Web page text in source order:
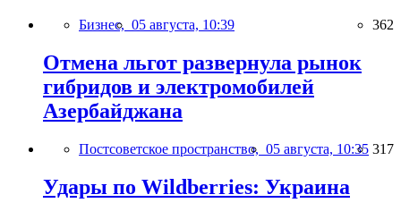
Бизнес, 05 августа, 10:39 362
Отмена льгот развернула рынок
гибридов и электромобилей
Азербайджана
Постсоветское пространство, 05 августа, 10:35 317
Удары по Wildberries: Украина